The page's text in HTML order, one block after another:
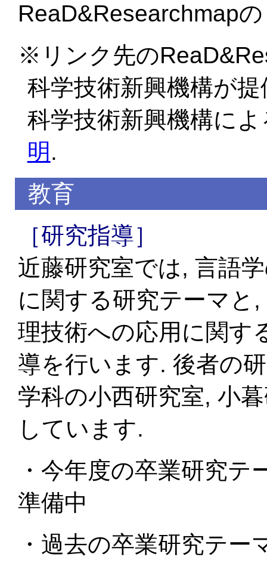
ReaD&Researchmap
※リンク先の
科学技術新興機構が
科学技術新興機構によ
明 .
教育
［研究指導］
近藤研究室では, 言語
に関する研究テーマと
理技術への応用に関す
導を行います. 後者の
学科の小西研究室, 小
しています.
・今年度の卒業研究テ
準備中
・過去の卒業研究テー